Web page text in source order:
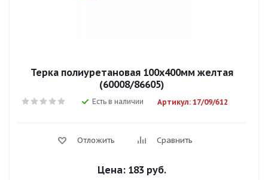
Терка полиуретановая 100х400мм желтая
(60008/86605)
Есть в наличии Артикул: 17/09/612
Отложить Сравнить
Цена: 183 руб.